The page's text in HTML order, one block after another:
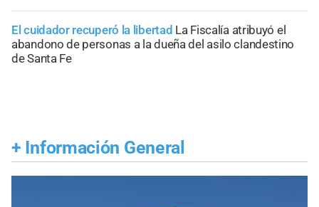
El cuidador recuperó la libertad La Fiscalía atribuyó el
abandono de personas a la dueña del asilo clandestino
de Santa Fe
+ Información General